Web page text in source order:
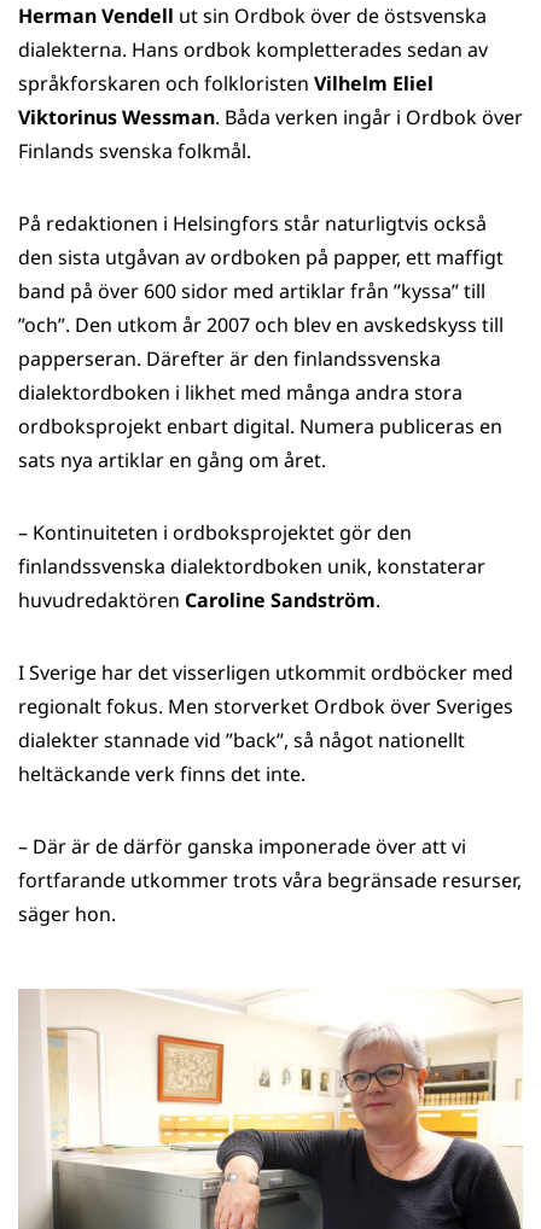
Herman Vendell ut sin Ordbok över de östsvenska
dialekterna. Hans ordbok kompletterades sedan av
språkforskaren och folkloristen Vilhelm Eliel
ViktorinusWessman. Båda verken ingår i Ordbok över
Finlands svenska folkmål.
På redaktionen i Helsingfors står naturligtvis också
den sista utgåvan av ordboken på papper, ett maffigt
band på över 600 sidor med artiklar från ”kyssa” till
”och”. Den utkom år 2007 och blev en avskedskyss till
papperseran. Därefter är den finlandssvenska
dialektordboken i likhet med många andra stora
ordboksprojekt enbart digital. Numera publiceras en
sats nya artiklar en gång om året.
– Kontinuiteten i ordboksprojektet gör den
finlandssvenska dialektordboken unik, konstaterar
huvudredaktören Caroline Sandström.
I Sverige har det visserligen utkommit ordböcker med
regionalt fokus. Men storverket Ordbok över Sveriges
dialekter stannade vid ”back”, så något nationellt
heltäckande verk finns det inte.
– Där är de därför ganska imponerade över att vi
fortfarande utkommer trots våra begränsade resurser,
säger hon.